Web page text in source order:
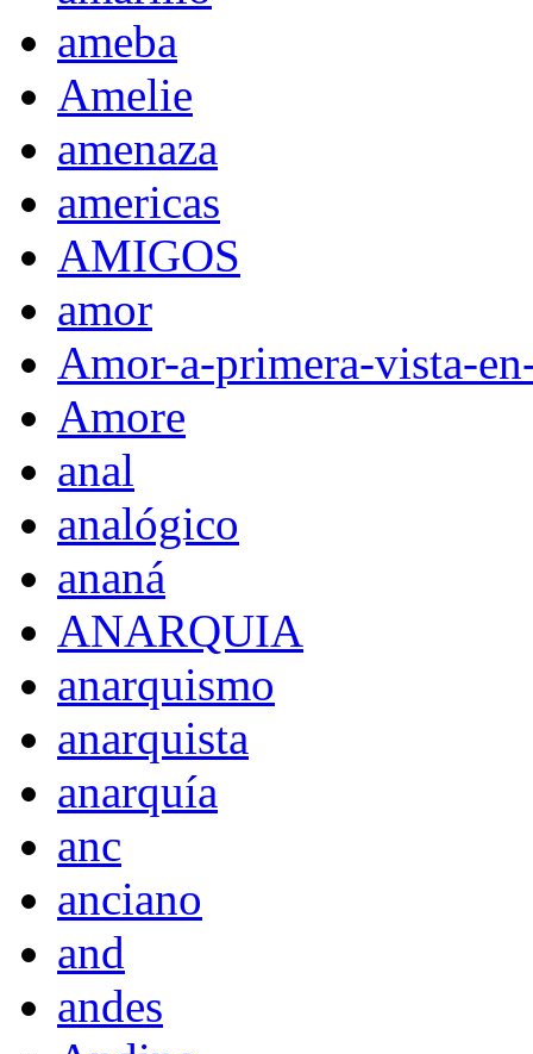
ameba
Amelie
amenaza
americas
AMIGOS
amor
Amor-a-primera-vista-
Amore
anal
analógico
ananá
ANARQUIA
anarquismo
anarquista
anarquía
anc
anciano
and
andes